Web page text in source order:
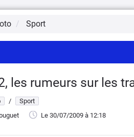
Sport
les rumeurs sur les
/
Sport
Le 30/07/2009 à 12:18